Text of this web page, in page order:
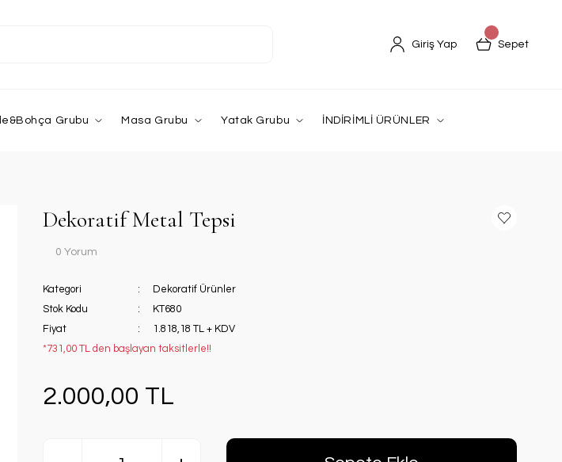
Giriş Yap Sepet
Grubu Masa Grubu Yatak Grubu İNDİRİMLİ ÜRÜNLER
Dekoratif Metal Tepsi
0 Yorum
Kategori
Dekoratif Ürünler
Stok Kodu
KT680
Fiyat
1.818,18 TL + KDV
*731,00 TL den başlayan taksitlerle!!
2.000,00 TL